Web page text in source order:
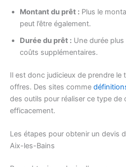
Montant du prêt : Plus le
peut l’être également.
Durée du prêt : Une durée
coûts supplémentaires.
Il est donc judicieux de prendre le
offres. Des sites comme
des outils pour réaliser ce type de
efficacement.
Les étapes pour obtenir un devis
Aix-les-Bains